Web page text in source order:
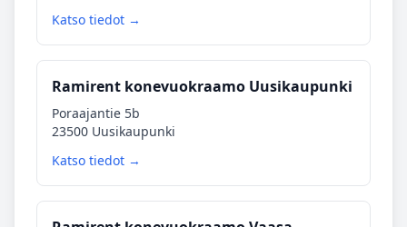
Katso tiedot →
Ramirent konevuokraamo Uusikaupunki
Poraajantie 5b
23500 Uusikaupunki
Katso tiedot →